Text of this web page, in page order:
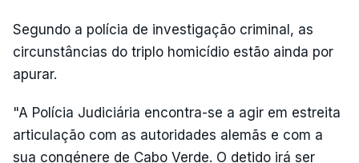
Segundo a polícia de investigação criminal, as
circunstâncias do triplo homicídio estão ainda por
apurar.
"A Polícia Judiciária encontra-se a agir em estreita
articulação com as autoridades alemãs e com a
sua congénere de Cabo Verde. O detido irá ser